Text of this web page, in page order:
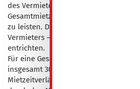
des Vermieters aus dem
Gesamtmietzeit ab 30 ÜN eine Kaution
zu leisten. Diese ist vor Mietbeginn auf
Vermieters – unter Angabe des
entrichten.
Für eine Gesamtmietzeit ab 90 ÜN ist
insgesamt 300,00 € zu zahlen, sodass
Mietzeitverlängerung eine